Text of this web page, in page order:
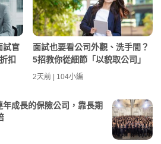
試官
扣
面試也要看公司外觀、洗手間？
5招教你從細節「以貌取公司」
2天前 | 104小編
成長的保險公司，靠長期